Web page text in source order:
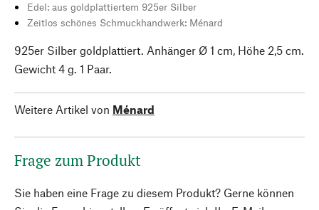
Edel: aus goldplattiertem 925er Silber
Zeitlos schönes Schmuckhandwerk: Ménard
925er Silber goldplattiert. Anhänger Ø 1 cm, Höhe 2,5 cm.
Gewicht 4 g. 1 Paar.
Weitere Artikel von Ménard
Frage zum Produkt
Sie haben eine Frage zu diesem Produkt? Gerne können